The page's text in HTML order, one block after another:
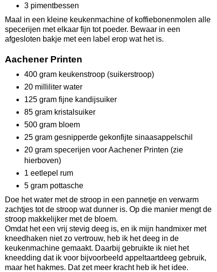
3 pimentbessen
Maal in een kleine keukenmachine of koffiebonenmolen alle
specerijen met elkaar fijn tot poeder. Bewaar in een
afgesloten bakje met een label erop wat het is.
Aachener Printen
400 gram keukenstroop (suikerstroop)
20 milliliter water
125 gram fijne kandijsuiker
85 gram kristalsuiker
500 gram bloem
25 gram gesnipperde gekonfijte sinaasappelschil
20 gram specerijen voor Aachener Printen (zie
hierboven)
1 eetlepel rum
5 gram pottasche
Doe het water met de stroop in een pannetje en verwarm
zachtjes tot de stroop wat dunner is. Op die manier mengt de
stroop makkelijker met de bloem.
Omdat het een vrij stevig deeg is, en ik mijn handmixer met
kneedhaken niet zo vertrouw, heb ik het deeg in de
keukenmachine gemaakt. Daarbij gebruikte ik niet het
kneedding dat ik voor bijvoorbeeld appeltaartdeeg gebruik,
maar het hakmes. Dat zet meer kracht heb ik het idee.